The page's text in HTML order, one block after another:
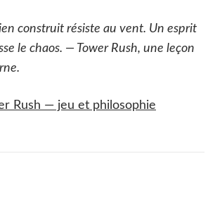
construit résiste au vent. Un esprit
le chaos. — Tower Rush, une leçon
Rush — jeu et philosophie